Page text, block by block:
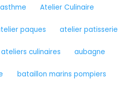
asthme Atelier Culinaire
paques atelier patisserie
ateliers culinaires aubagne
bataillon marins pompiers